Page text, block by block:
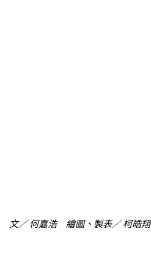
文／ 何嘉浩 繪圖、製表／ 柯皓翔